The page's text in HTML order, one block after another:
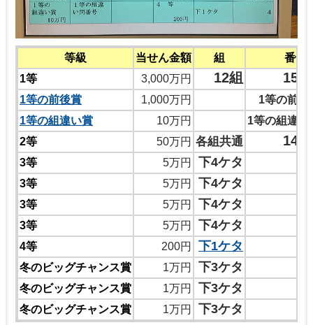
等級 当せん金額 組
番号
1等
3,000万円 12組
1等の前後賞 1,000万円
1等の前後
1等の組違い賞
10万円
1等の組違い
2等
50万円 各組共通
3等 5万円 下4ケタ
3等 5万円 下4ケタ
3等 5万円 下4ケタ
3等 5万円 下4ケタ
4等 200円 下1ケタ
冬のビッグチャンス賞 1万円 下3ケタ
冬のビッグチャンス賞 1万円 下3ケタ
冬のビッグチャンス賞 1万円 下3ケタ